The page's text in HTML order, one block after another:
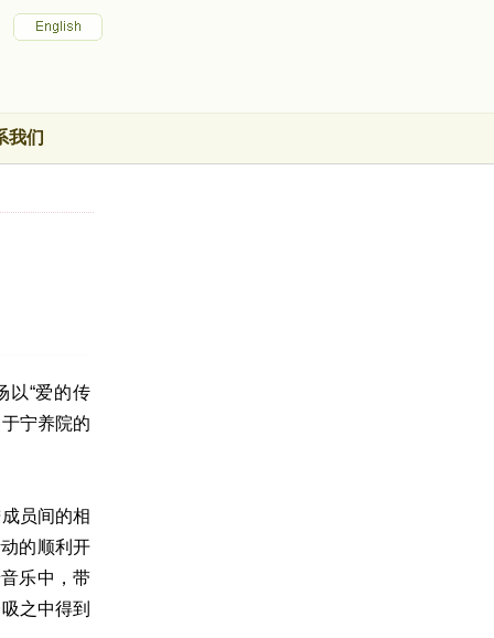
我们
以“爱的传
宁养院的
员间的相
的顺利开
乐中，带
之中得到